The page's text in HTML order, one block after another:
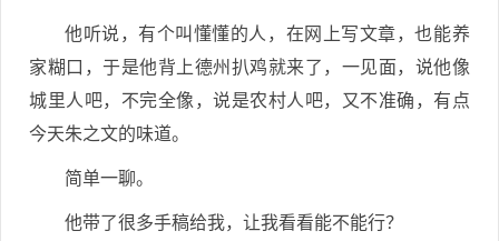
他听说，有个叫懂懂的人，在网上写文章，也能养
家糊口，于是他背上德州扒鸡就来了，一见面，说他像
城里人吧，不完全像，说是农村人吧，又不准确，有点
今天朱之文的味道。
简单一聊。
他带了很多手稿给我，让我看看能不能行？